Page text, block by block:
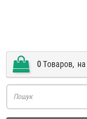
0Tоваров, на